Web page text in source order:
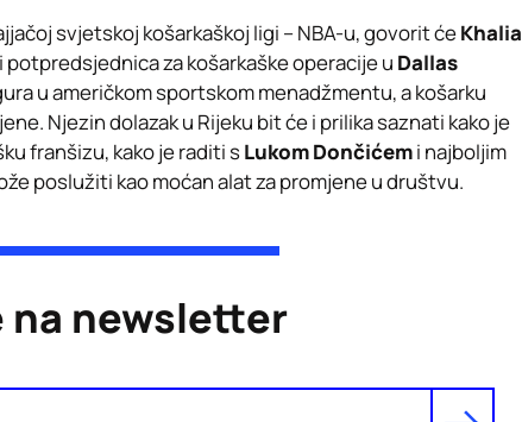
svjetskoj košarkaškoj ligi – NBA-u, govorit ćeKhalia
i potpredsjednica za košarkaške operacije u Dallas
u američkom sportskom menadžmentu, a košarku
Njezin dolazak u Rijeku bit će i prilika saznati kako je
franšizu, kako je raditi sLukom Dončićemi najboljim
poslužiti kao moćan alat za promjene u društvu.
na newsletter